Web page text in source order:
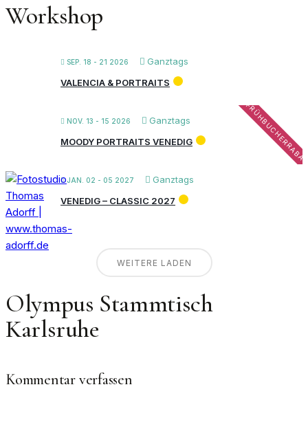
Workshop
SEP. 18 - 21 2026
Ganztags
VALENCIA & PORTRAITS
NOV. 13 - 15 2026 Ganztags
MOODY PORTRAITS VENEDIG
JAN. 02 - 05 2027
Ganztags
VENEDIG – CLASSIC 2027
WEITERE LADEN
Olympus Stammtisch
Karlsruhe
Kommentar verfassen